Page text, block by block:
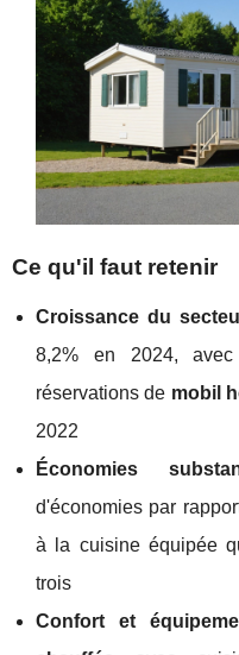
Ce qu'il faut retenir
Croissance du
8,2% en 2024,
réservations de mobil
2022
Économies
d'économies par
à la cuisine équipée
trois
Confort et